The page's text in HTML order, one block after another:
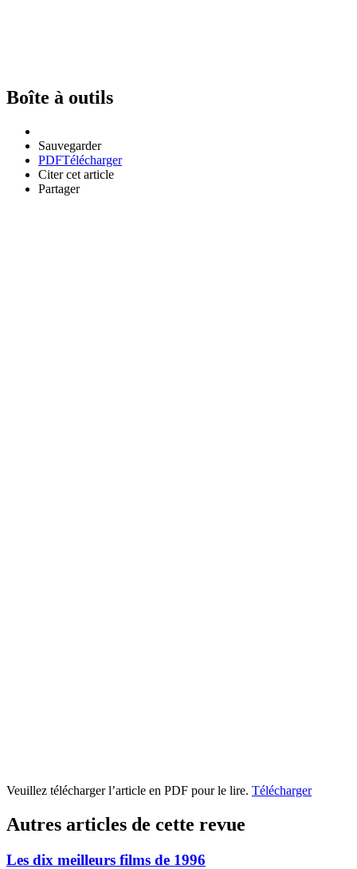
Boîte à outils
Sauvegarder
PDFTélécharger
Citer cet article
Partager
Veuillez télécharger l’article en PDF pour le lire. Télécharger
Autres articles de cette revue
Les dix meilleurs films de 1996